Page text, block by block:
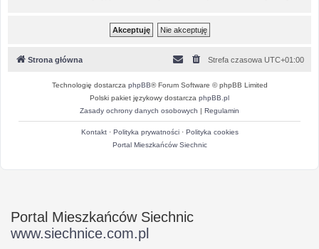
Strona główna Strefa czasowa UTC+01:00
Technologię dostarcza phpBB® Forum Software © phpBB Limited
Polski pakiet językowy dostarcza phpBB.pl
Zasady ochrony danych osobowych | Regulamin
Kontakt· Polityka prywatności· Polityka cookies
Portal Mieszkańców Siechnic
Portal Mieszkańców Siechnic
www.siechnice.com.pl